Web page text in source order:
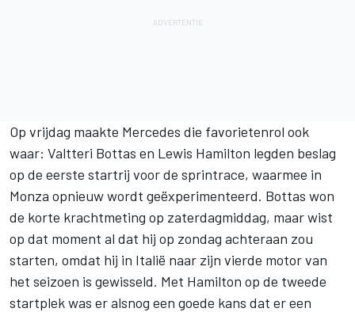
Op vrijdag maakte Mercedes die favorietenrol ook
waar: Valtteri Bottas en Lewis Hamilton legden beslag
op de eerste startrij voor de sprintrace, waarmee in
Monza opnieuw wordt geëxperimenteerd. Bottas won
de korte krachtmeting op zaterdagmiddag, maar wist
op dat moment al dat hij op zondag achteraan zou
starten, omdat hij in Italië naar zijn vierde motor van
het seizoen is gewisseld. Met Hamilton op de tweede
startplek was er alsnog een goede kans dat er een